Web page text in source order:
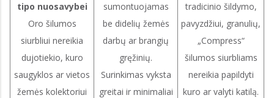
tipo nuosavybei
Oro šilumos
siurbliui nereikia
dujotiekio, kuro
saugyklos ar vietos
žemės kolektoriui
sumontuojamas
be didelių žemės
darbų ar brangių
gręžinių.
Surinkimas vyksta
greitai ir minimaliai
tradicinio šildymo,
pavyzdžiui, granulių,
„Compress“
šilumos siurbliams
nereikia papildyti
kuro ar valyti katilą.